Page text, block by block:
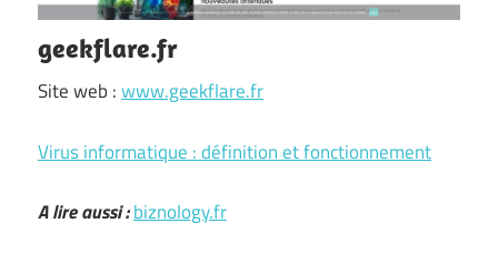
geekflare.fr
Site web :www.geekflare.fr
Virus informatique : définition et fonctionnement
A lire aussi :biznology.fr